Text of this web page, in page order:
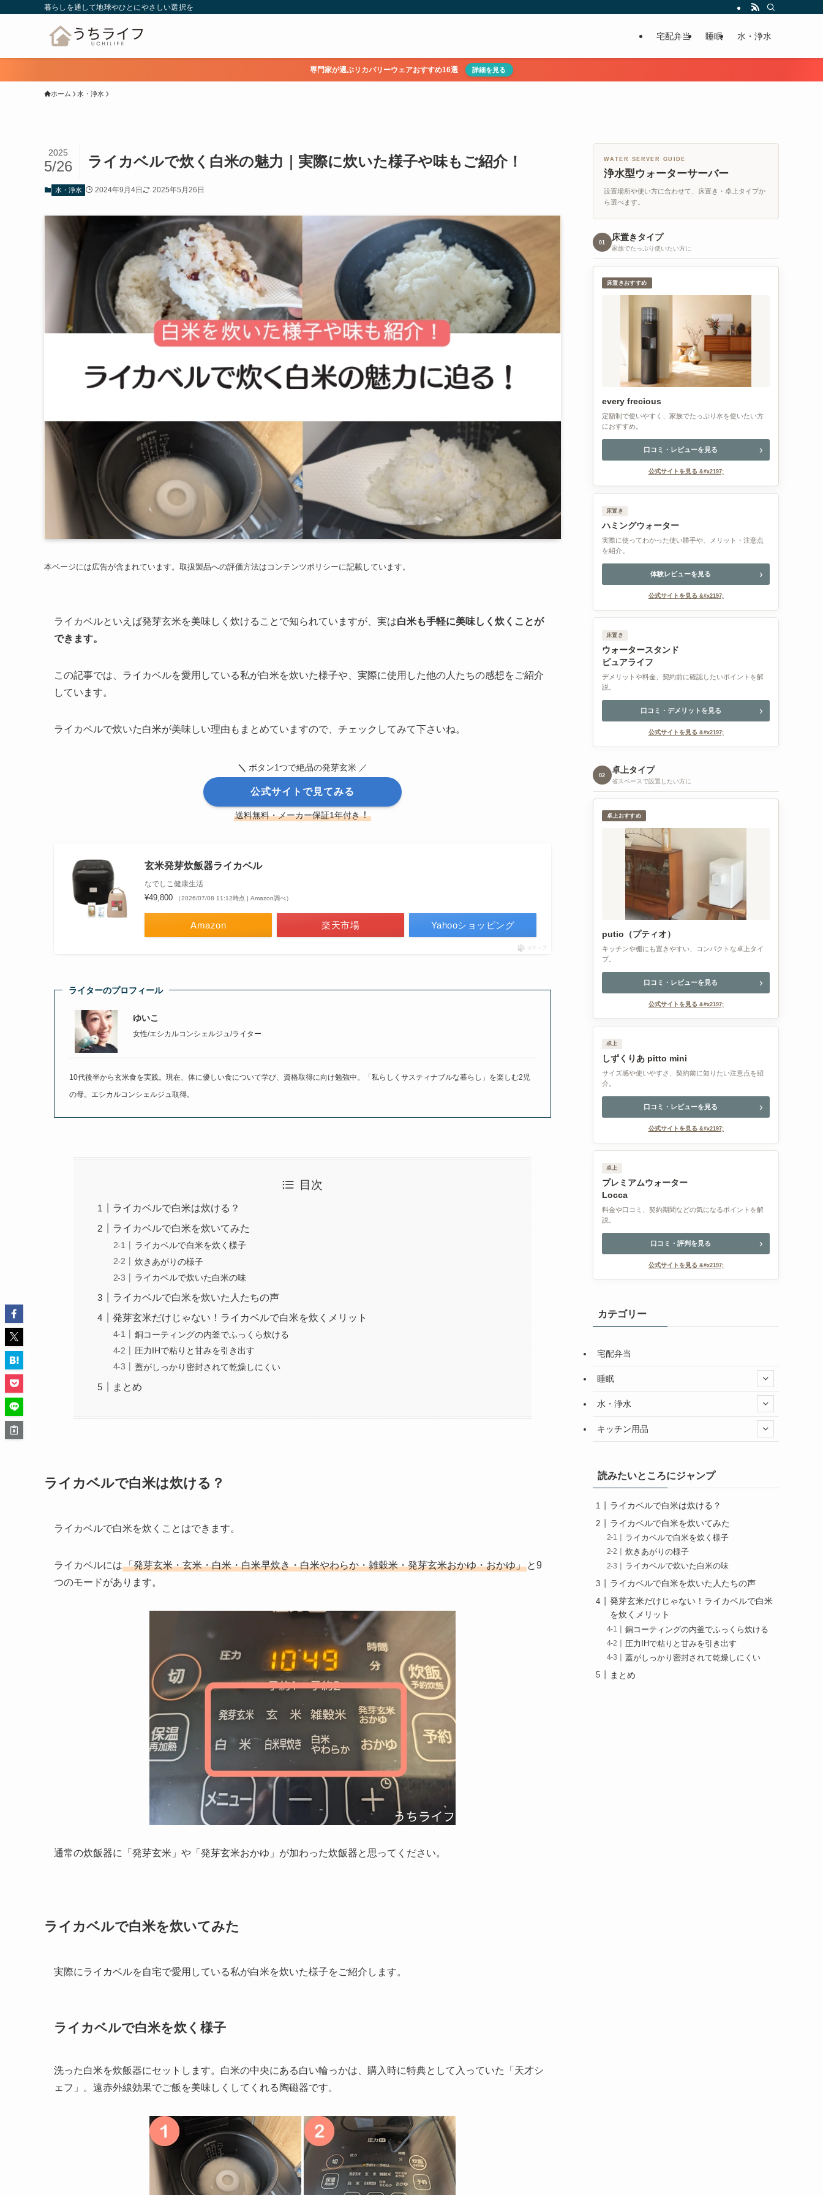
暮らしを通して地球やひとにやさしい選択を
宅配弁当 睡眠 水・浄水
専門家が選ぶリカバリーウェアおすすめ16選 詳細を見る
ホーム 水・浄水
ライカベルで炊く白米の魅力｜実際に炊いた様子や味もご紹介！
2025
5/26
水・浄水 2024年9月4日 2025年5月26日
本ページには広告が含まれています。取扱製品への評価方法はコンテンツポリシーに記載しています。
ライカベルといえば発芽玄米を美味しく炊けることで知られていますが、実は白米も手軽に美味しく炊くことが
できます。
この記事では、ライカベルを愛用している私が白米を炊いた様子や、実際に使用した他の人たちの感想をご紹介
しています。
ライカベルで炊いた白米が美味しい理由もまとめていますので、チェックしてみて下さいね。
＼ ボタン1つで絶品の発芽玄米 ／
公式サイトで見てみる
送料無料・メーカー保証1年付き！
玄米発芽炊飯器ライカベル
なでしこ健康生活
¥49,800 （2026/07/08 11:12時点 | Amazon調べ）
Amazon 楽天市場 Yahooショッピング
ポチップ
ライターのプロフィール
ゆいこ
女性/エシカルコンシェルジュ/ライター
10代後半から玄米食を実践。現在、体に優しい食について学び、資格取得に向け勉強中。「私らしくサスティナブルな暮らし」を楽しむ2児
の母。エシカルコンシェルジュ取得。
目次
ライカベルで白米は炊ける？
ライカベルで白米を炊いてみた
ライカベルで白米を炊く様子
炊きあがりの様子
ライカベルで炊いた白米の味
ライカベルで白米を炊いた人たちの声
発芽玄米だけじゃない！ライカベルで白米を炊くメリット
銅コーティングの内釜でふっくら炊ける
圧力IHで粘りと甘みを引き出す
蓋がしっかり密封されて乾燥しにくい
まとめ
ライカベルで白米は炊ける？
ライカベルで白米を炊くことはできます。
ライカベルには「発芽玄米・玄米・白米・白米早炊き・白米やわらか・雑穀米・発芽玄米おかゆ・おかゆ」 と9
つのモードがあります。
通常の炊飯器に「発芽玄米」や「発芽玄米おかゆ」が加わった炊飯器と思ってください。
ライカベルで白米を炊いてみた
実際にライカベルを自宅で愛用している私が白米を炊いた様子をご紹介します。
ライカベルで白米を炊く様子
洗った白米を炊飯器にセットします。白米の中央にある白い輪っかは、購入時に特典として入っていた「天才シ
ェフ」。遠赤外線効果でご飯を美味しくしてくれる陶磁器です。
WATER SERVER GUIDE
浄水型ウォーターサーバー
設置場所や使い方に合わせて、床置き・卓上タイプか
ら選べます。
01
床置きタイプ
家族でたっぷり使いたい方に
床置きおすすめ
every frecious
定額制で使いやすく、家族でたっぷり水を使いたい方
におすすめ。
口コミ・レビューを見る
公式サイトを見る
床置き
ハミングウォーター
実際に使ってわかった使い勝手や、メリット・注意点
を紹介。
体験レビューを見る
公式サイトを見る
床置き
ウォータースタンド
ピュアライフ
デメリットや料金、契約前に確認したいポイントを解
説。
口コミ・デメリットを見る
公式サイトを見る
02
卓上タイプ
省スペースで設置したい方に
卓上おすすめ
putio（プティオ）
キッチンや棚にも置きやすい、コンパクトな卓上タイ
プ。
口コミ・レビューを見る
公式サイトを見る
卓上
しずくりあ pitto mini
サイズ感や使いやすさ、契約前に知りたい注意点を紹
介。
口コミ・レビューを見る
公式サイトを見る
卓上
プレミアムウォーター
Locca
料金や口コミ、契約期間などの気になるポイントを解
説。
口コミ・評判を見る
公式サイトを見る
カテゴリー
宅配弁当
睡眠
水・浄水
キッチン用品
読みたいところにジャンプ
ライカベルで白米は炊ける？
ライカベルで白米を炊いてみた
ライカベルで白米を炊く様子
炊きあがりの様子
ライカベルで炊いた白米の味
ライカベルで白米を炊いた人たちの声
発芽玄米だけじゃない！ライカベルで白米
を炊くメリット
銅コーティングの内釜でふっくら炊ける
圧力IHで粘りと甘みを引き出す
蓋がしっかり密封されて乾燥しにくい
まとめ